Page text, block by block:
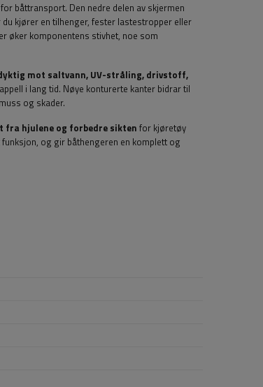
båttransport. Den nedre delen av skjermen
kjører en tilhenger, fester lastestropper eller
øker komponentens stivhet, noe som
mot saltvann, UV-stråling, drivstoff,
i lang tid. Nøye konturerte kanter bidrar til
og skader.
fra hjulene og forbedre sikten for kjøretøy
og gir båthengeren en komplett og